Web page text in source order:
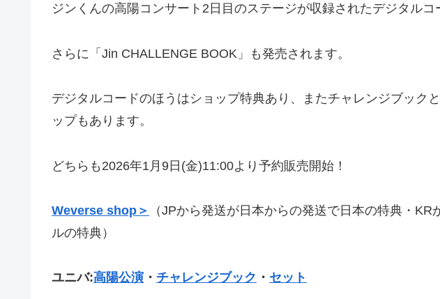
ジンくんの高陽コンサート2日目のステージが収録されたデジタルコ
さらに「Jin CHALLENGE BOOK」も発売されます。
デジタルコードのほうはショップ特典あり、またチャレンジブック
ップもあります。
どちらも2026年1月9日(金)11:00より予約販売開始！
Weverse shop＞
（JPから発送が日本からの発送で日本の特典・
ルの特典）
ユニバ:高陽公演 ・ チャレンジブック ・ セット